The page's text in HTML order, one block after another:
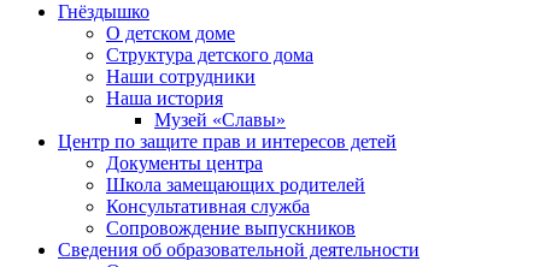
Гнёздышко
О детском доме
Структура детского дома
Наши сотрудники
Наша история
Музей «Славы»
Центр по защите прав и интересов детей
Документы центра
Школа замещающих родителей
Консультативная служба
Сопровождение выпускников
Сведения об образовательной деятельности